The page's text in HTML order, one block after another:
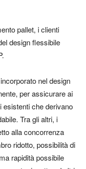
pallet, i clienti
design flessibile
nel design
per assicurare ai
esistenti che derivano
Tra gli altri, i
alla concorrenza
ridotto, possibilità di
rapidità possibile